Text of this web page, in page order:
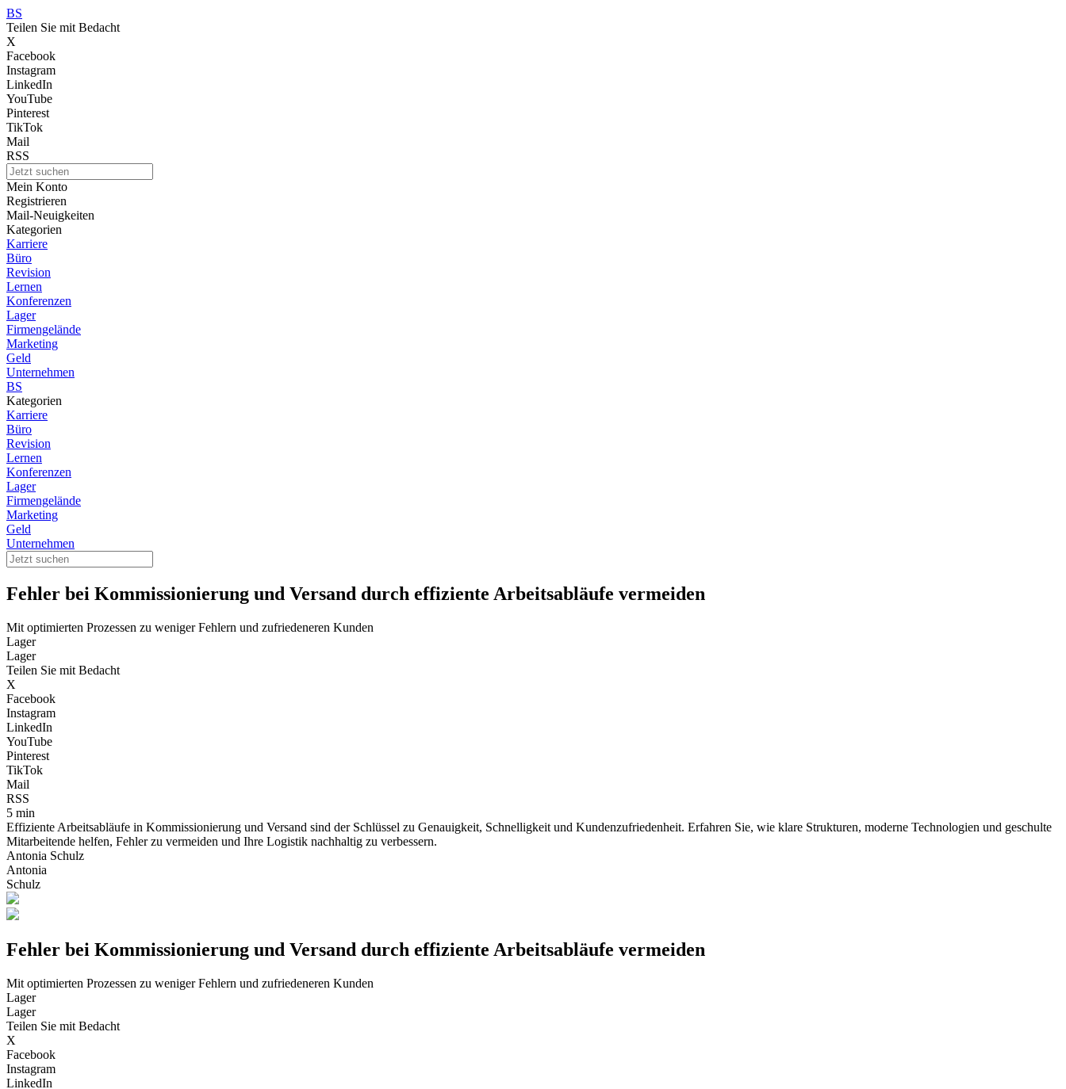
BS
Teilen Sie mit Bedacht
X
Facebook
Instagram
LinkedIn
YouTube
Pinterest
TikTok
Mail
RSS
Mein Konto
Registrieren
Mail-Neuigkeiten
Kategorien
Karriere
Büro
Revision
Lernen
Konferenzen
Lager
Firmengelände
Marketing
Geld
Unternehmen
BS
Kategorien
Karriere
Büro
Revision
Lernen
Konferenzen
Lager
Firmengelände
Marketing
Geld
Unternehmen
Fehler bei Kommissionierung und Versand durch effiziente Arbeitsabläufe vermeiden
Mit optimierten Prozessen zu weniger Fehlern und zufriedeneren Kunden
Lager
Lager
Teilen Sie mit Bedacht
X
Facebook
Instagram
LinkedIn
YouTube
Pinterest
TikTok
Mail
RSS
5 min
Effiziente Arbeitsabläufe in Kommissionierung und Versand sind der Schlüssel zu Genauigkeit, Schnelligkeit und Kundenzufriedenheit. Erfahren Sie, wie klare Strukturen, moderne Technologien und geschulte
Mitarbeitende helfen, Fehler zu vermeiden und Ihre Logistik nachhaltig zu verbessern.
Antonia Schulz
Antonia
Schulz
Fehler bei Kommissionierung und Versand durch effiziente Arbeitsabläufe vermeiden
Mit optimierten Prozessen zu weniger Fehlern und zufriedeneren Kunden
Lager
Lager
Teilen Sie mit Bedacht
X
Facebook
Instagram
LinkedIn